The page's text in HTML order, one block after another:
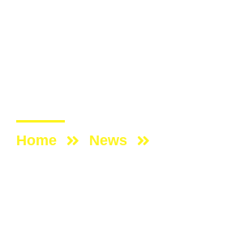
Home News